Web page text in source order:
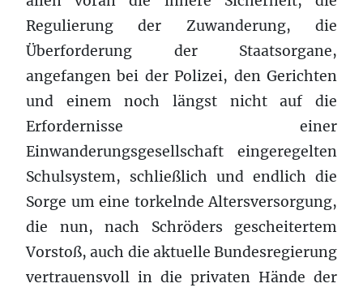
Regulierung der Zuwanderung, die
Überforderung der Staatsorgane,
angefangen bei der Polizei, den Gerichten
und einem noch längst nicht auf die
Erfordernisse einer
Einwanderungsgesellschaft eingeregelten
Schulsystem, schließlich und endlich die
Sorge um eine torkelnde Altersversorgung,
die nun, nach Schröders gescheitertem
Vorstoß, auch die aktuelle Bundesregierung
vertrauensvoll in die privaten Hände der